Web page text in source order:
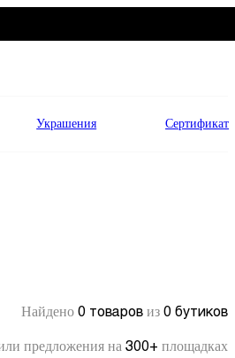
Украшения Сертификат
Найдено 0 товаров из 0 бутиков
предложения на 300+ площадках